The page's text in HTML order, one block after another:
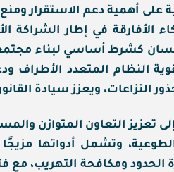
على أهمية دعم الاستقرار
في إطار الشراكة
كشرط أساسي لبناء
النظام المتعدد الأطراف
النزاعات، ويعزز سيادة
تعزيز التعاون المتوازن
وتشمل أدواتها
الحدود ومكافحة التهريب، مع